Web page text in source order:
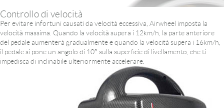
Controllo di velocità
Per evitare infortuni causati da velocità eccessiva, Airwheel imposta la
velocità massima. Quando la velocità supera i 12km/h, la parte anteriore
del pedale aumenterà gradualmente e quando la velocità supera i 16km/h,
il pedale si pone un angolo di 10° sulla superficie di livellamento, che ti
impedisca di inclinabile ulteriormente accelerare.